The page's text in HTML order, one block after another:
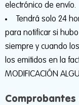
electrónico de envío.
Tendrá solo 24
para notificar si
siempre y cuando
los emitidos en la
MODIFICACIÓN